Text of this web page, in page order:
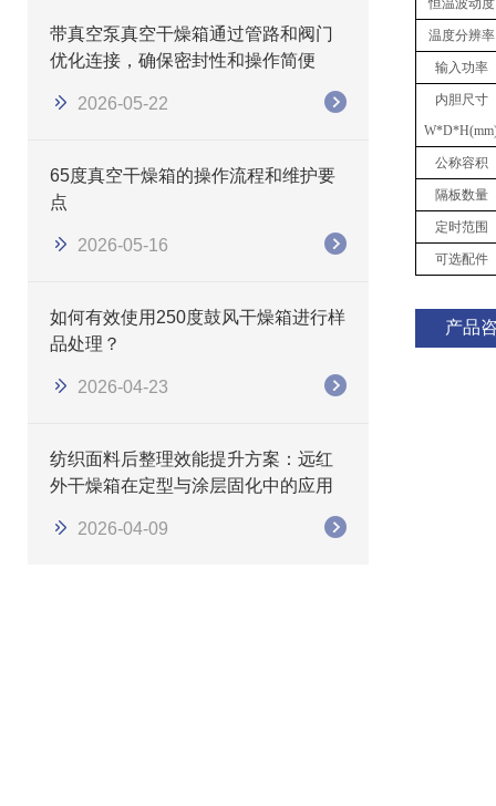
带真空泵真空干燥箱通过管路和阀门
优化连接，确保密封性和操作简便
2026-05-22
65度真空干燥箱的操作流程和维护要
点
2026-05-16
如何有效使用250度鼓风干燥箱进行样
品处理？
2026-04-23
纺织面料后整理效能提升方案：远红
外干燥箱在定型与涂层固化中的应用
2026-04-09
恒温波动度
温度分辨率
输入功率
内胆尺寸
公称容积
隔板数量
定时范围
可选配件
产品